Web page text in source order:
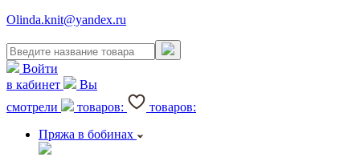
Olinda.knit@yandex.ru
Войти
в кабинет
Вы
смотрели
товаров:
товаров:
Пряжа в бобинах